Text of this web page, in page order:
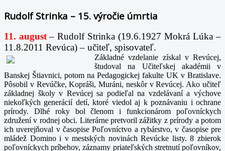
Rudolf Strinka – 15. výročie úmrtia
11. august – Rudolf Strinka (19.6.1927 Mokrá Lúka –
11.8.2011 Revúca) – učiteľ, spisovateľ.
Základné vzdelanie získal v Revúcej,
študoval na Učiteľskej akadémii v
Banskej Štiavnici, potom na Pedagogickej fakulte UK v Bratislave.
Pôsobil v Revúčke, Kopráši, Muráni, neskôr v Revúcej. Ako učiteľ
základnej školy v Revúcej sa podieľal na vzdelávaní a výchove
niekoľkých generácií detí, ktoré viedol aj k poznávaniu i ochrane
prírody. Dlhé roky bol členom i funkcionárom poľovníckych
združení v rodnej obci. Literárne pretvoril zážitky z prírody a potom
ich uverejňoval v časopise Poľovníctvo a rybárstvo, v časopise pre
mládež Domino i v mestských novinách Revúcke listy. 8 zbierok
poľovníckych príbehov, záznamy priateľských stretnutí poľovníkov,